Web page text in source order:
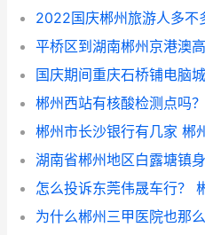
2022国庆郴州旅游人多不
郴州西站有核酸检测点吗
郴州市长沙银行有几家 郴
怎么投诉东莞伟晟车行？